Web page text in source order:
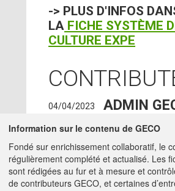
-> PLUS D'INFOS
LA FICHE SYSTÈME
CULTURE EXPE
04/04/2023 ADMIN
17/08/2020 LE BARS
ACTA
charge-mission -
Information sur le contenu de GECO
Fondé sur enrichissement collaboratif, le
régulièrement complété et actualisé. Les
sont rédigées au fur et à mesure et
de contributeurs GECO, et certaines